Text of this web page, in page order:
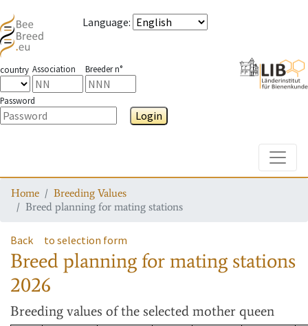
Language:
country Association Breeder n°
Password
Login
Home
Breeding Values
Breed planning for mating stations
Back to selection form
Breed planning for mating stations
2026
Breeding values of the selected mother queen